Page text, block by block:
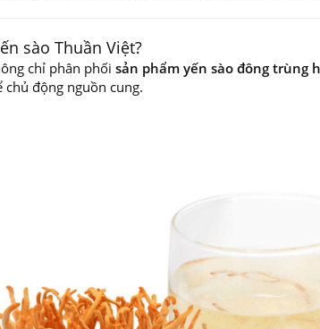
sào Thuần Việt?
chỉ phân phối sản phẩm yến sào đông trùng
chủ động nguồn cung.